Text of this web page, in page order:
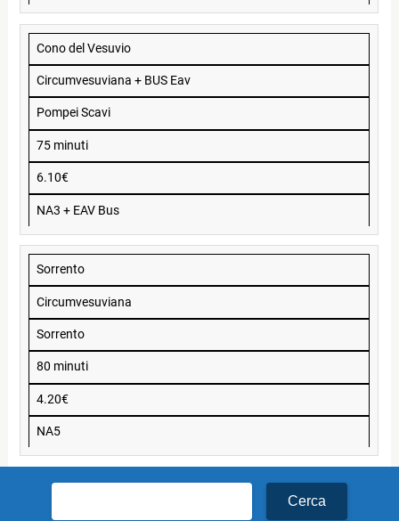
Cono del Vesuvio
Circumvesuviana + BUS Eav
Pompei Scavi
75 minuti
6.10€
NA3 + EAV Bus
Sorrento
Circumvesuviana
Sorrento
80 minuti
4.20€
NA5
per: